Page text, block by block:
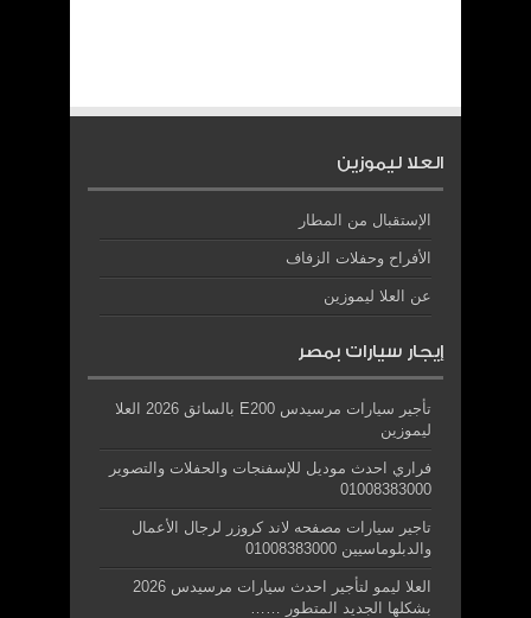
العلا ليموزين
الإستقبال من المطار
الأفراح وحفلات الزفاف
عن العلا ليموزين
إيجار سيارات بمصر
تأجير سيارات مرسيدس E200 بالسائق 2026 العلا
ليموزين
فراري احدث موديل للإسفنجات والحفلات والتصوير
01008383000
تاجير سيارات مصفحه لاند كروزر لرجال الأعمال
والدبلوماسيين 01008383000
العلا ليمو لتأجير احدث سيارات مرسيدس 2026
بشكلها الجديد المتطور ……